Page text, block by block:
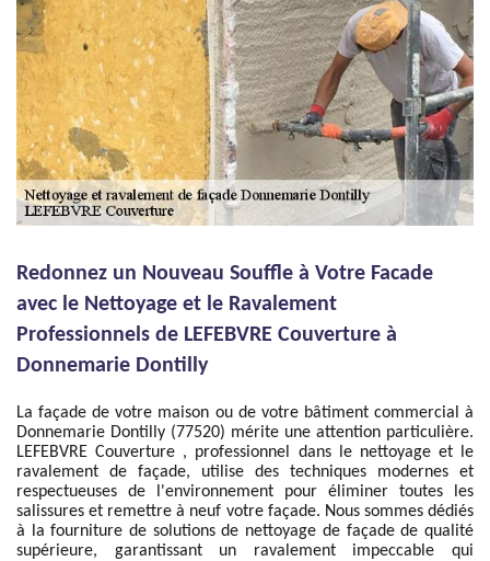
Redonnez un Nouveau Souffle à Votre Facade
avec le Nettoyage et le Ravalement
Professionnels de LEFEBVRE Couverture à
Donnemarie Dontilly
La façade de votre maison ou de votre bâtiment commercial à
Donnemarie Dontilly (77520) mérite une attention particulière.
LEFEBVRE Couverture , professionnel dans le nettoyage et le
ravalement de façade, utilise des techniques modernes et
respectueuses de l'environnement pour éliminer toutes les
salissures et remettre à neuf votre façade. Nous sommes dédiés
à la fourniture de solutions de nettoyage de façade de qualité
supérieure, garantissant un ravalement impeccable qui